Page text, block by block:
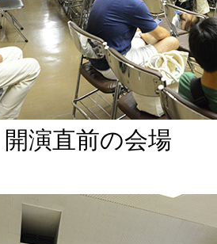
演直前の会場